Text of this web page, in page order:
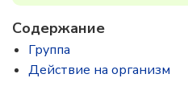
Содержание
Группа
Действие на организм